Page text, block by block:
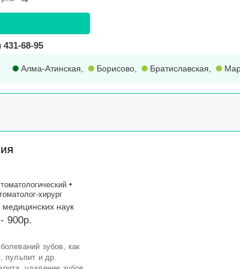
431-68-95
Алма-Атинская Борисово Братиславская
•
хирург
наук
900р.
зубов, как
пульпит и др.